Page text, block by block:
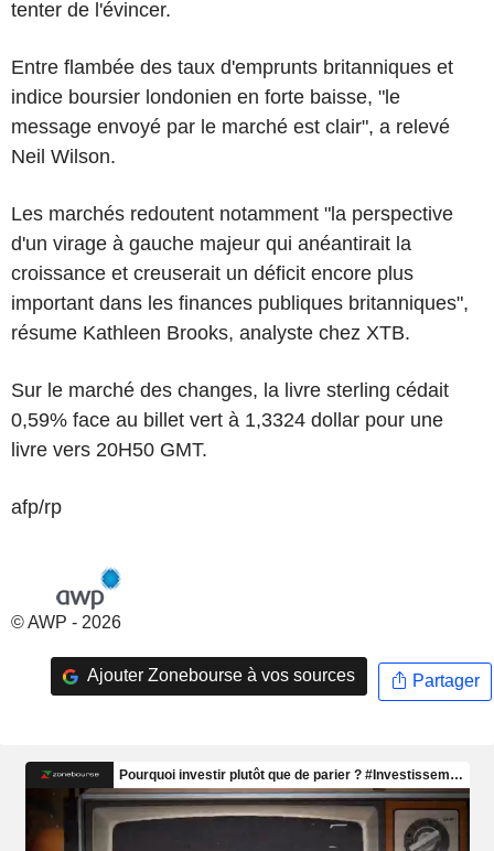
tenter de l'évincer.
Entre flambée des taux d'emprunts britanniques et
indice boursier londonien en forte baisse, "le
message envoyé par le marché est clair", a relevé
Neil Wilson.
Les marchés redoutent notamment "la perspective
d'un virage à gauche majeur qui anéantirait la
croissance et creuserait un déficit encore plus
important dans les finances publiques britanniques",
résume Kathleen Brooks, analyste chez XTB.
Sur le marché des changes, la livre sterling cédait
0,59% face au billet vert à 1,3324 dollar pour une
livre vers 20H50 GMT.
afp/rp
© AWP - 2026
Ajouter Zonebourse à vos sources Partager